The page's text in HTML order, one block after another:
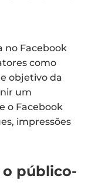
no Facebook
como
objetivo da
um
o Facebook
impressões
o público-